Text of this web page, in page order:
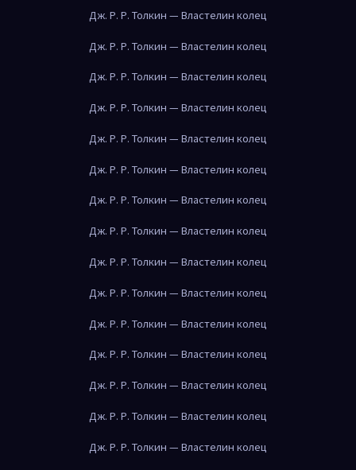
Дж. Р. Р. Толкин — Властелин колец
Дж. Р. Р. Толкин — Властелин колец
Дж. Р. Р. Толкин — Властелин колец
Дж. Р. Р. Толкин — Властелин колец
Дж. Р. Р. Толкин — Властелин колец
Дж. Р. Р. Толкин — Властелин колец
Дж. Р. Р. Толкин — Властелин колец
Дж. Р. Р. Толкин — Властелин колец
Дж. Р. Р. Толкин — Властелин колец
Дж. Р. Р. Толкин — Властелин колец
Дж. Р. Р. Толкин — Властелин колец
Дж. Р. Р. Толкин — Властелин колец
Дж. Р. Р. Толкин — Властелин колец
Дж. Р. Р. Толкин — Властелин колец
Дж. Р. Р. Толкин — Властелин колец